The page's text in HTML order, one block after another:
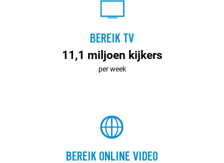
BEREIK TV
11,1 miljoen kijkers
per week
BEREIK ONLINE VIDEO